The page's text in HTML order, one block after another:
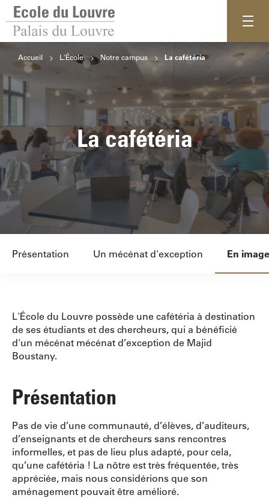
Accueil L'École Notre campus La cafétéria
La cafétéria
Présentation Un mécénat d'exception En
L'École du Louvre possède une cafétéria à destination
de ses étudiants et des chercheurs, qui a bénéficié
d'un mécénat mécénat d’exception de Majid
Boustany.
Présentation
Pas de vie d’une communauté, d’élèves, d’auditeurs,
d’enseignants et de chercheurs sans rencontres
informelles, et pas de lieu plus adapté, pour cela,
qu’une cafétéria ! La nôtre est très fréquentée, très
appréciée, mais nous considérions que son
aménagement pouvait être amélioré.